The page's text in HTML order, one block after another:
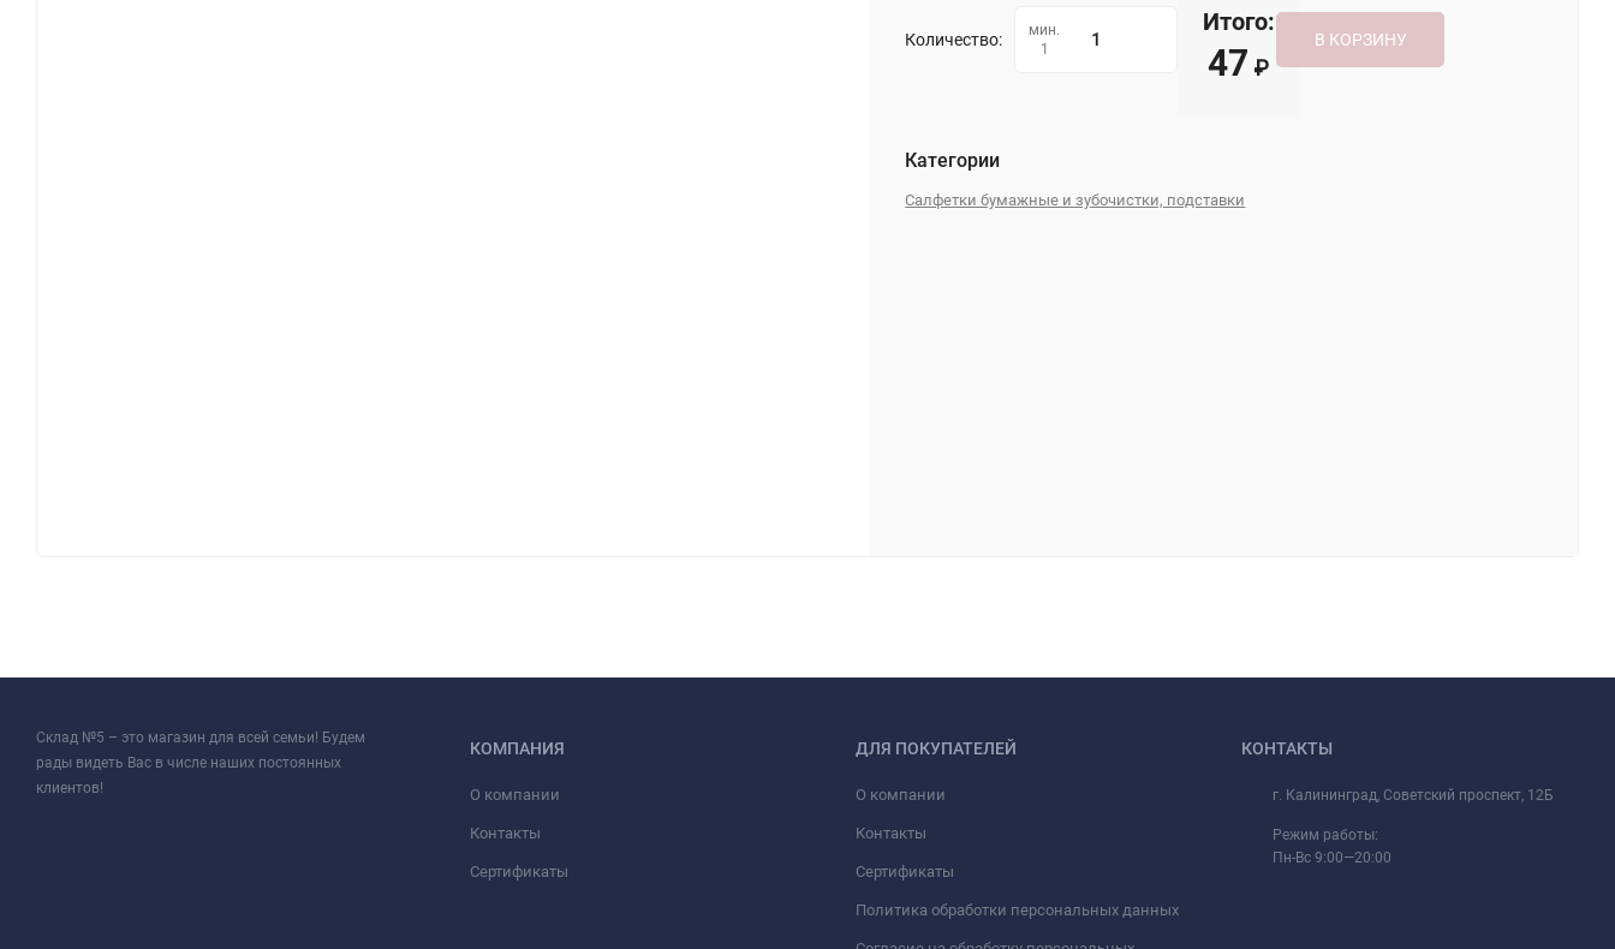
Количество:
мин.
1
Итого:
47 ₽
В КОРЗИНУ
Категории
Салфетки бумажные и зубочистки, подставки
Склад №5 – это магазин для всей семьи! Будем
рады видеть Вас в числе наших постоянных
клиентов!
КОМПАНИЯ
О компании
Контакты
Сертификаты
ДЛЯ ПОКУПАТЕЛЕЙ
О компании
Контакты
Сертификаты
Политика обработки персональных данных
КОНТАКТЫ
г. Калининград, Советский проспект, 12Б
Режим работы:
Пн-Вс 9:00—20:00